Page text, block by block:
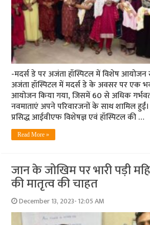
-मदर्स डे पर अजंता हॉस्पिटल में विशेष
अजंता हॉस्पिटल में मदर्स डे के अवसर पर एक
आयोजन किया गया, जिसमें 60 से अधिक
नवमाताएं अपने परिवारजनों के साथ शामिल
प्रसिद्ध आईवीएफ विशेषज्ञ एवं हॉस्पिटल की …
Read More »
जान के जोखिम पर भारी पड़ी
की मातृत्व की चाहत
December 13, 2023- 12:05 AM